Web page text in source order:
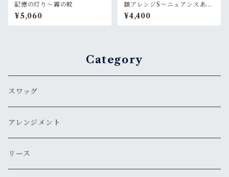
記憶の灯り〜霧の蚊
¥5,060
額アレンジS〜ニュアンスある
白グリーン
¥4,400
Category
スワッグ
アレンジメント
リース